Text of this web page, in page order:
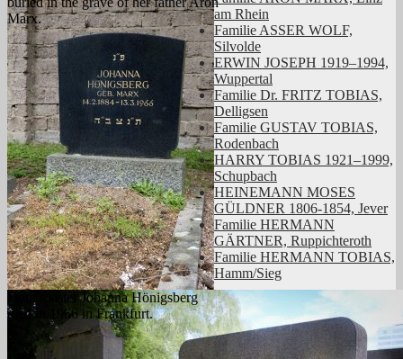
Marx.
Dora’s sister Johanna Hönigsberg
died in 1966 in Frankfurt.
am Rhein
Familie ASSER WOLF,
Silvolde
ERWIN JOSEPH 1919–1994,
Wuppertal
Familie Dr. FRITZ TOBIAS,
Delligsen
Familie GUSTAV TOBIAS,
Rodenbach
HARRY TOBIAS 1921–1999,
Schupbach
HEINEMANN MOSES
GÜLDNER 1806-1854, Jever
Familie HERMANN
GÄRTNER, Ruppichteroth
Familie HERMANN TOBIAS,
Hamm/Sieg